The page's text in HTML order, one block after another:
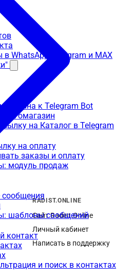
в WhatsApp, Telegram и MAX
к Telegram Bot
на Каталог в Telegram
на оплату
заказы и оплату
модуль продаж
шаблоны сообщений
контакт
и поиск в контактах
RADIST.ONLINE
Сайт Radist.Online
Личный кабинет
Написать в поддержку